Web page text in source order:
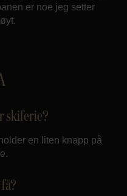
er noe jeg setter
skiferie?
en liten knapp på